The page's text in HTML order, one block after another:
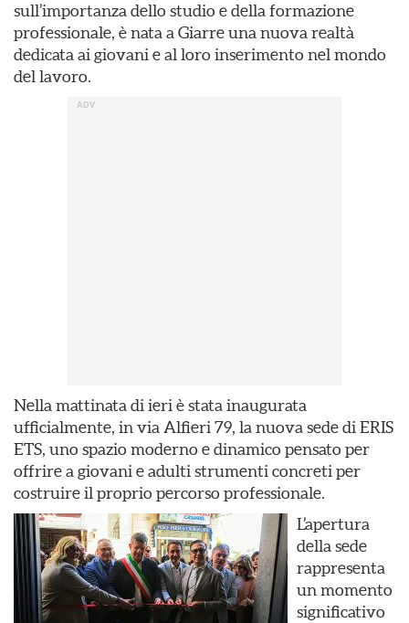
sull’importanza dello studio e della formazione
professionale, è nata a Giarre una nuova realtà
dedicata ai giovani e al loro inserimento nel mondo
del lavoro.
Nella mattinata di ieri è stata inaugurata
ufficialmente, in via Alfieri 79, la nuova sede di ERIS
ETS, uno spazio moderno e dinamico pensato per
offrire a giovani e adulti strumenti concreti per
costruire il proprio percorso professionale.
L’apertura
della sede
rappresenta
un momento
significativo